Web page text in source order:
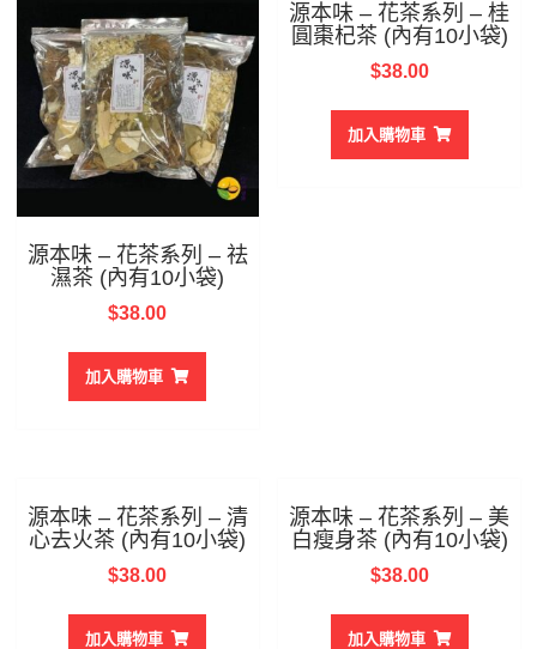
源本味 – 花茶系列 – 祛
濕茶 (內有10小袋)
$38.00
加入購物車
源本味 – 花茶系列 – 桂
圓棗杞茶 (內有10小袋)
$38.00
加入購物車
源本味 – 花茶系列 – 清
心去火茶 (內有10小袋)
$38.00
加入購物車
源本味 – 花茶系列 – 美
白瘦身茶 (內有10小袋)
$38.00
加入購物車